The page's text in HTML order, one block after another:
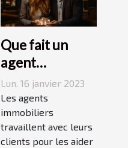
Que fait un
agent
immobilier ?
Lun. 16 janvier 2023
Les agents
immobiliers
travaillent avec leurs
clients pour les aider